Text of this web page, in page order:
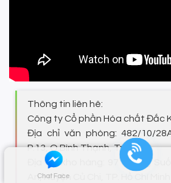
Chat Face
Thông tin liên hê:
Công ty Cổ phần Hóa chất Đắc
Địa chỉ văn phòng: 482/10/
P.13, Q.Bình Thạnh, Tp.HCM
Địa chỉ kho hàng: 97 Đường
An, Huyện Củ Chi, TP. Hồ Chí Minh